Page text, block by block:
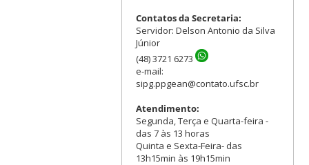
Contatos da Secretaria:
Servidor: Delson Antonio da Silva
Júnior
(48) 3721 6273
e-mail:
sipg.ppgean@contato.ufsc.br
Atendimento:
Segunda, Terça e Quarta-feira -
das 7 às 13 horas
Quinta e Sexta-Feira- das
13h15min às 19h15min